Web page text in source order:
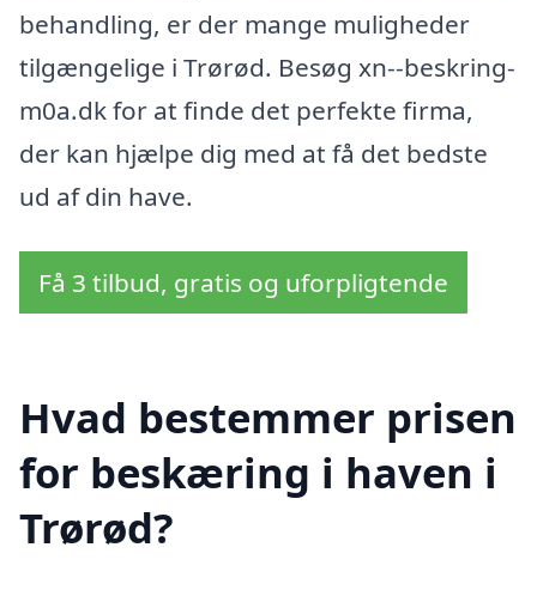
behandling, er der mange muligheder
tilgængelige i Trørød. Besøg xn--beskring-
m0a.dk for at finde det perfekte firma,
der kan hjælpe dig med at få det bedste
ud af din have.
Få 3 tilbud, gratis og uforpligtende
Hvad bestemmer prisen
for beskæring i haven i
Trørød?